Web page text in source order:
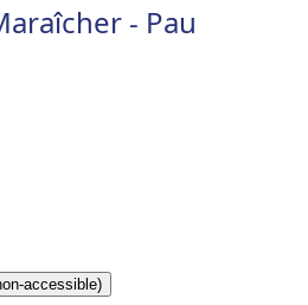
- Pau
accessible)